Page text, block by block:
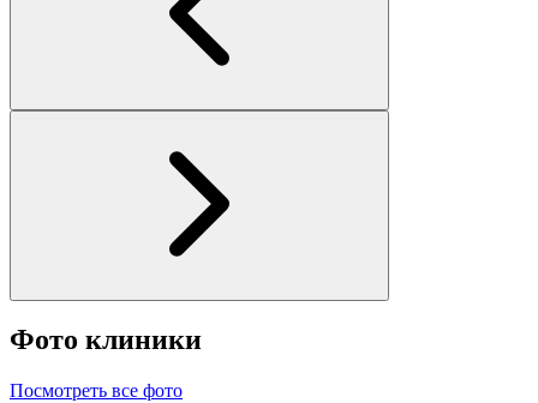
Фото клиники
Посмотреть все фото